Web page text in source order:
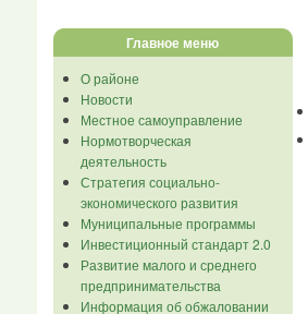
Главное меню
О районе
Новости
Местное самоуправление
Нормотворческая
деятельность
Стратегия социально-
экономического развития
Муниципальные программы
Инвестиционный стандарт 2.0
Развитие малого и среднего
предпринимательства
Информация об обжаловании